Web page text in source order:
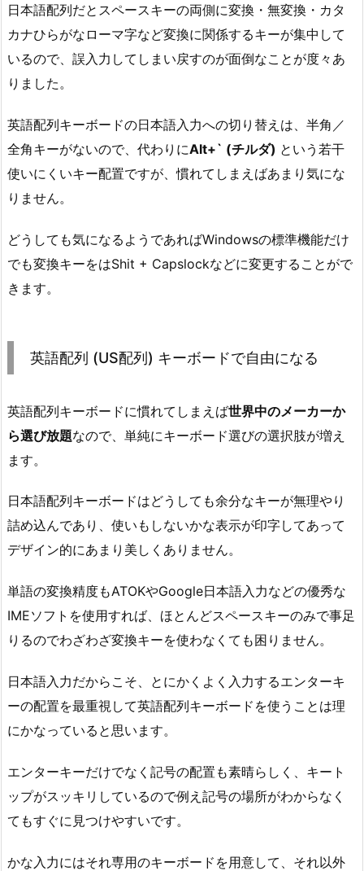
日本語配列だとスペースキーの両側に変換・無変換・カタ
カナひらがなローマ字など変換に関係するキーが集中して
いるので、誤入力してしまい戻すのが面倒なことが度々あ
りました。
英語配列キーボードの日本語入力への切り替えは、半角／
全角キーがないので、代わりにAlt+` (チルダ) という若干
使いにくいキー配置ですが、慣れてしまえばあまり気にな
りません。
どうしても気になるようであればWindowsの標準機能だけ
でも変換キーをはShit + Capslockなどに変更することがで
きます。
英語配列 (US配列) キーボードで自由になる
英語配列キーボードに慣れてしまえば世界中のメーカーか
ら選び放題なので、単純にキーボード選びの選択肢が増え
ます。
日本語配列キーボードはどうしても余分なキーが無理やり
詰め込んであり、使いもしないかな表示が印字してあって
デザイン的にあまり美しくありません。
単語の変換精度もATOKやGoogle日本語入力などの優秀な
IMEソフトを使用すれば、ほとんどスペースキーのみで事足
りるのでわざわざ変換キーを使わなくても困りません。
日本語入力だからこそ、とにかくよく入力するエンターキ
ーの配置を最重視して英語配列キーボードを使うことは理
にかなっていると思います。
エンターキーだけでなく記号の配置も素晴らしく、キート
ップがスッキリしているので例え記号の場所がわからなく
てもすぐに見つけやすいです。
かな入力にはそれ専用のキーボードを用意して、それ以外